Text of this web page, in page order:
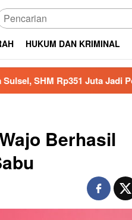
HUKUM DAN KRIMINAL
Juta Jadi Pokok Perkara
Berhasil